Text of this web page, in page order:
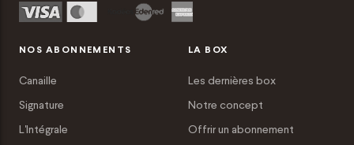
NOS ABONNEMENTS
Canaille
Signature
L'Intégrale
LA BOX
Les dernières box
Notre concept
Offrir un abonnement